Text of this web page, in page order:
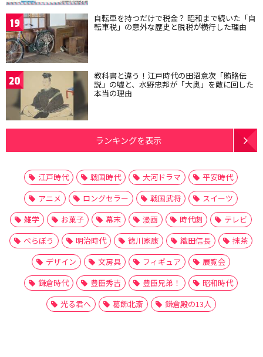
19 自転車を持つだけで税金？ 昭和まで続いた「自
転車税」の意外な歴史と脱税が横行した理由
20 教科書と違う！江戸時代の田沼意次「賄賂伝
説」の嘘と、水野忠邦が「大奥」を敵に回した
本当の理由
ランキングを表示
江戸時代 戦国時代 大河ドラマ
平安時代
アニメ
ロングセラー 戦国武将
スイーツ
雑学
お菓子 幕末 漫画 時代劇
テレビ
べらぼう
明治時代 徳川家康 織田信長
抹茶
デザイン
文房具 フィギュア
展覧会
鎌倉時代
豊臣秀吉 豊臣兄弟！
昭和時代
光る君へ
葛飾北斎 鎌倉殿の13人